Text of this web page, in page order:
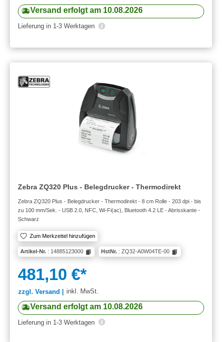
Versand erfolgt am 10.08.2026
Lieferung in 1-3 Werktagen
Zebra ZQ320 Plus - Belegdrucker - Thermodirekt
Zebra ZQ320 Plus - Belegdrucker - Thermodirekt - 8 cm Rolle - 203 dpi - bis
zu 100 mm/Sek. - USB 2.0, NFC, Wi-Fi(ac), Bluetooth 4.2 LE - Abrisskante -
Schwarz
Zum Merkzettel hinzufügen
Artikel-Nr. : 14885123000 HstNr. : ZQ32-A0W04TE-00
481,10 €*
zzgl. Versand | inkl. MwSt.
Versand erfolgt am 10.08.2026
Lieferung in 1-3 Werktagen